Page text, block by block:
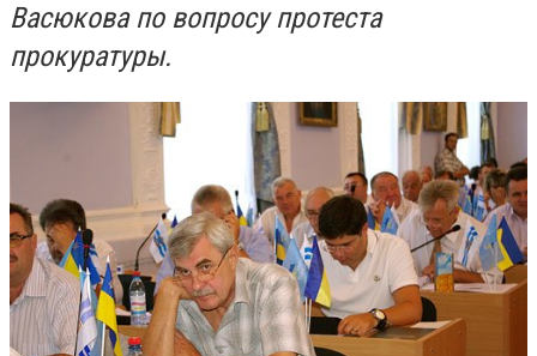
Васюкова по вопросу протеста
прокуратуры.